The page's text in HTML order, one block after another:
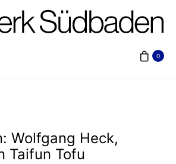
0
Wolfgang Heck,
Taifun Tofu